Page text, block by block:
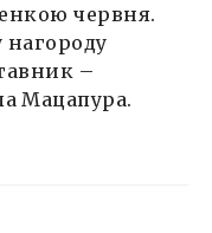
червня.
нагороду
–
Мацапура.